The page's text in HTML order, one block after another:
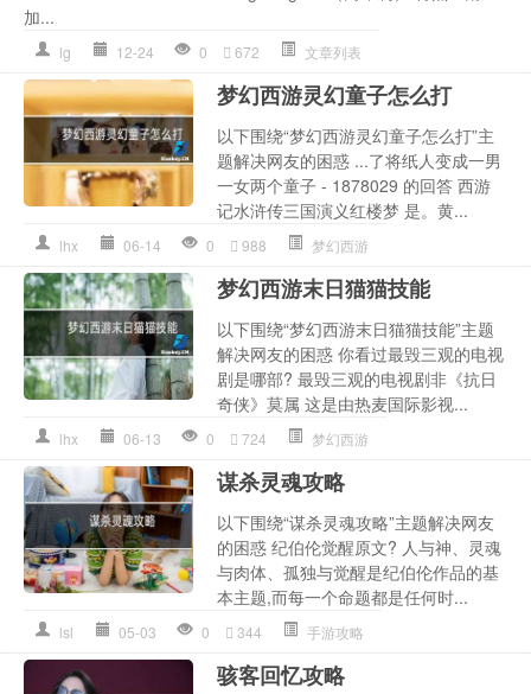
加...
lg 12-24 0 672 文章列表
梦幻西游灵幻童子怎么打
以下围绕“梦幻西游灵幻童子怎么打”主
题解决网友的困惑 ...了将纸人变成一男
一女两个童子 - 1878029 的回答 西游
记水浒传三国演义红楼梦 是。黄...
lhx 06-14 0 988 梦幻西游
梦幻西游末日猫猫技能
以下围绕“梦幻西游末日猫猫技能”主题
解决网友的困惑 你看过最毁三观的电视
剧是哪部? 最毁三观的电视剧非《抗日
奇侠》莫属 这是由热麦国际影视...
lhx 06-13 0 724 梦幻西游
谋杀灵魂攻略
以下围绕“谋杀灵魂攻略”主题解决网友
的困惑 纪伯伦觉醒原文? 人与神、灵魂
与肉体、孤独与觉醒是纪伯伦作品的基
本主题,而每一个命题都是任何时...
lsl 05-03 0 344 手游攻略
骇客回忆攻略